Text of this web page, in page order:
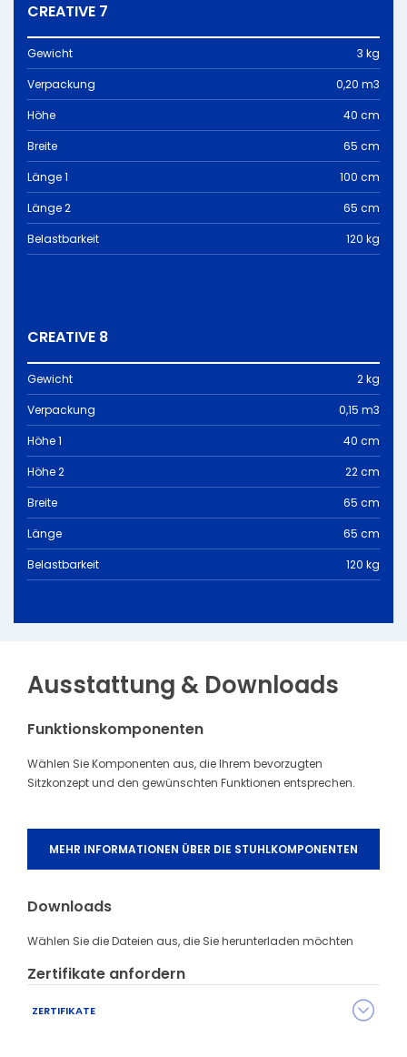
CREATIVE 7
Gewicht
3 kg
Verpackung
0,20 m3
Höhe
40 cm
Breite
65 cm
Länge 1
100 cm
Länge 2
65 cm
Belastbarkeit
120 kg
CREATIVE 8
Gewicht
2 kg
Verpackung
0,15 m3
Höhe 1
40 cm
Höhe 2
22 cm
Breite
65 cm
Länge
65 cm
Belastbarkeit
120 kg
Ausstattung & Downloads
Funktionskomponenten
Wählen Sie Komponenten aus, die Ihrem bevorzugten
Sitzkonzept und den gewünschten Funktionen entsprechen.
MEHR INFORMATIONEN ÜBER DIE STUHLKOMPONENTEN
Downloads
Wählen Sie die Dateien aus, die Sie herunterladen möchten
Zertifikate anfordern
ZERTIFIKATE